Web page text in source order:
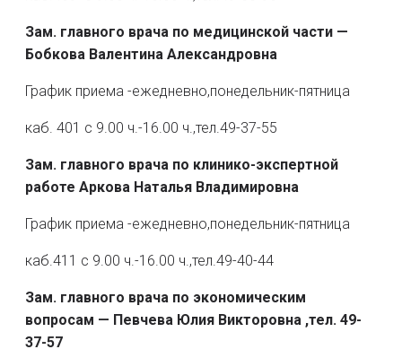
Зам. главного врача по медицинской части —
Бобкова Валентина Александровна
График приема -ежедневно,понедельник-пятница
каб. 401 с 9.00 ч.-16.00 ч.,тел.49-37-55
Зам. главного врача по клинико-экспертной
работе Аркова Наталья Владимировна
График приема -ежедневно,понедельник-пятница
каб.411 с 9.00 ч.-16.00 ч.,тел.49-40-44
Зам. главного врача по экономическим
вопросам — Певчева Юлия Викторовна ,тел. 49-
37-57